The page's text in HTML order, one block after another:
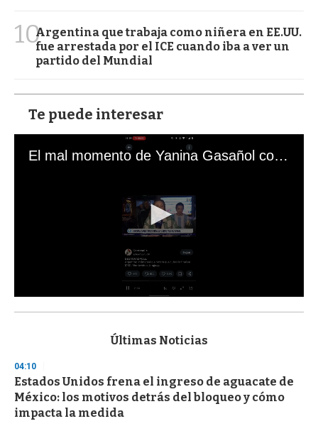
10Argentina que trabaja como niñera en EE.UU.
fue arrestada por el ICE cuando iba a ver un
partido del Mundial
Te puede interesar
El mal momento de Yanina Gasañol con un hincha argentino en "Subrayado"
s
d
s
o
f
3
Últimas Noticias
04:10
Estados Unidos frena el ingreso de aguacate de
México: los motivos detrás del bloqueo y cómo
impacta la medida